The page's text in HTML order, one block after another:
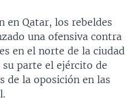
en Qatar, los rebeldes
una ofensiva contra
en el norte de la ciudad
parte el ejército de
de la oposición en las